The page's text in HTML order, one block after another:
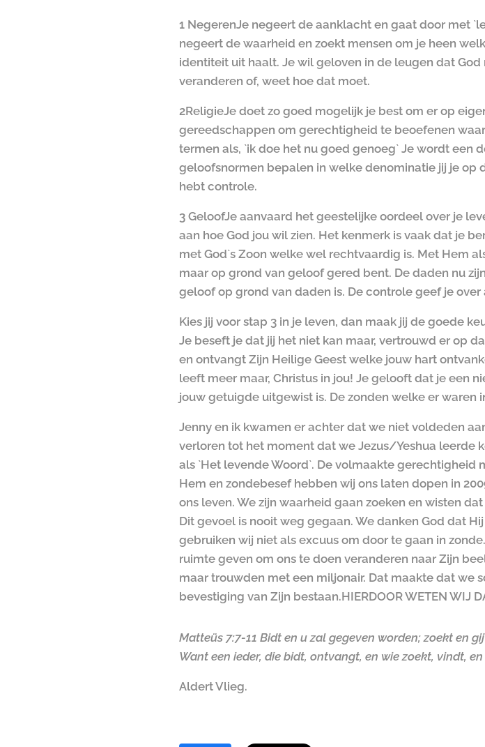
1 NegerenJe negeert de aanklacht en gaat door met
negeert de waarheid en zoekt mensen om je heen
identiteit uit haalt. Je wil geloven in de leugen dat
veranderen of, weet hoe dat moet.
2ReligieJe doet zo goed mogelijk je best om er op
gereedschappen om gerechtigheid te beoefenen
termen als, `ik doe het nu goed genoeg` Je wordt een
geloofsnormen bepalen in welke denominatie jij je op
hebt controle.
3 GeloofJe aanvaard het geestelijke oordeel over je
aan hoe God jou wil zien. Het kenmerk is vaak dat je
met God`s Zoon welke wel rechtvaardig is. Met Hem
maar op grond van geloof gered bent. De daden nu
geloof op grond van daden is. De controle geef je over
Kies jij voor stap 3 in je leven, dan maak jij de goede
Je beseft je dat jij het niet kan maar, vertrouwd er op
en ontvangt Zijn Heilige Geest welke jouw hart
leeft meer maar, Christus in jou! Je gelooft dat je een
jouw getuigde uitgewist is. De zonden welke er
Jenny en ik kwamen er achter dat we niet voldeden
verloren tot het moment dat we Jezus/Yeshua leerde
als `Het levende Woord`. De volmaakte
Hem en zondebesef hebben wij ons laten dopen in
ons leven. We zijn waarheid gaan zoeken en wisten
Dit gevoel is nooit weg gegaan. We danken God dat
gebruiken wij niet als excuus om door te gaan in
ruimte geven om ons te doen veranderen naar Zijn
maar trouwden met een miljonair. Dat maakte dat we
bevestiging van Zijn bestaan.HIERDOOR WETEN WIJ
Matteüs 7:7-11 Bidt en u zal gegeven worden; zoekt en
Want een ieder, die bidt, ontvangt, en wie zoekt, vindt,
Aldert Vlieg.